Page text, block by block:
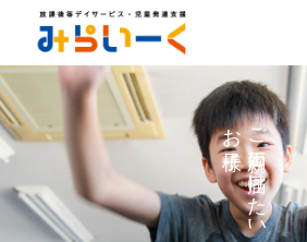
ご
に
け
た
い
お
の
の